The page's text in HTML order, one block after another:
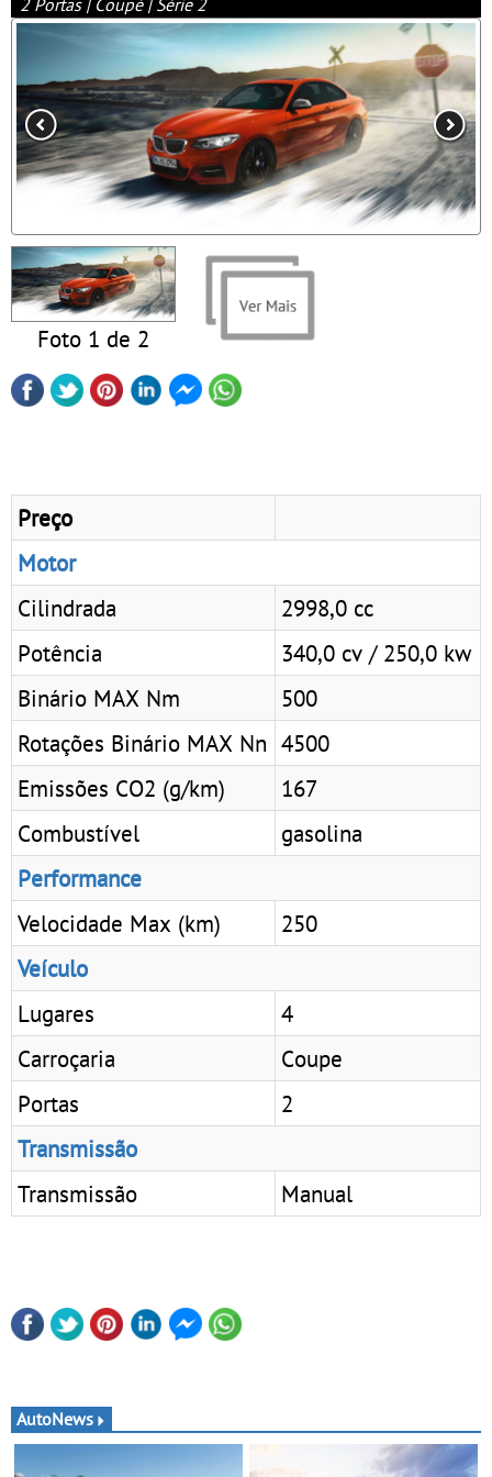
2 Portas | Coupé | Série 2
Foto 1 de 2
Preço
Motor
Cilindrada
2998,0 cc
Potência
340,0 cv / 250,0 kw
Binário MAX Nm
500
Rotações Binário MAX Nn 4500
Emissões CO2 (g/km)
167
Combustível
gasolina
Performance
Velocidade Max (km)
250
Veículo
Lugares
4
Carroçaria
Coupe
Portas
2
Transmissão
Transmissão
Manual
AutoNews